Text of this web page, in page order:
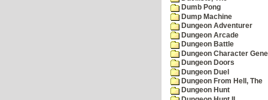
Dumb Pong
Dump Machine
Dungeon Adventurer
Dungeon Arcade
Dungeon Battle
Dungeon Character
Dungeon Doors
Dungeon Duel
Dungeon From Hell, The
Dungeon Hunt